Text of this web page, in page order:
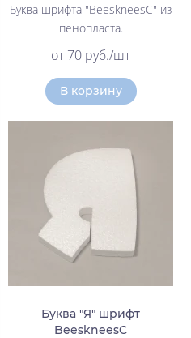
Буква шрифта "BeeskneesC" из
пенопласта.
от 70 руб./шт
В корзину
Буква "Я" шрифт
BeeskneesC